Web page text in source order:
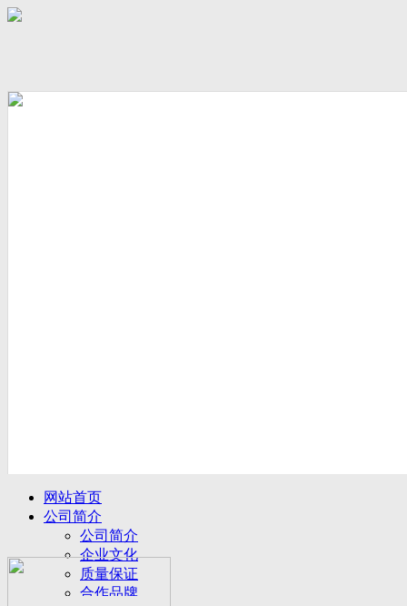
网站首页
公司简介
公司简介
企业文化
质量保证
合作品牌